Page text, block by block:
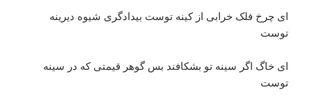
ای چرخ فلک خرابی از کینه توست بیدادگری شیوه دیرینه
توست‌
ای خاگ اگر سینه تو بشکافند بس گوهر قیمتی که در سینه
توست